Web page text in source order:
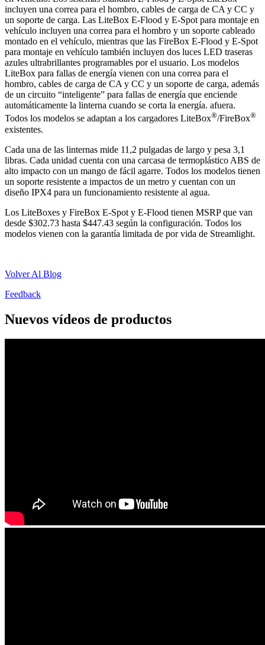
incluyen una correa para el hombro, cables de carga de CA y CC y
un soporte de carga. Las LiteBox E-Flood y E-Spot para montaje en
vehículo incluyen una correa para el hombro y un soporte cableado
montado en el vehículo, mientras que las FireBox E-Flood y E-Spot
para montaje en vehículo también incluyen dos luces LED traseras
azules ultrabrillantes programables por el usuario. Los modelos
LiteBox para fallas de energía vienen con una correa para el
hombro, cables de carga de CA y CC y un soporte de carga, además
de un circuito “inteligente” para fallas de energía que enciende
automáticamente la linterna cuando se corta la energía. afuera.
Todos los modelos se adaptan a los cargadores LiteBox®/FireBox®
existentes.
Cada una de las linternas mide 11,2 pulgadas de largo y pesa 3,1
libras. Cada unidad cuenta con una carcasa de termoplástico ABS de
alto impacto con un mango de fácil agarre. Todos los modelos tienen
un soporte resistente a impactos de un metro y cuentan con un
diseño IPX4 para un funcionamiento resistente al agua.
Los LiteBoxes y FireBox E-Spot y E-Flood tienen MSRP que van
desde $302.73 hasta $447.43 según la configuración. Todos los
modelos vienen con la garantía limitada de por vida de Streamlight.
Volver Al Blog
Feedback
Nuevos vídeos de productos